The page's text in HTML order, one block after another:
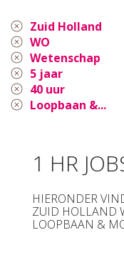
Zuid Holland
WO
Wetenschap
5 jaar
40 uur
Loopbaan &...
1 HR
HIERONDER
ZUID HOLLAND
LOOPBAAN &